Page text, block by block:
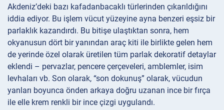
Akdeniz’deki bazı kafadanbacaklı türlerinden çıkarıldığını
iddia ediyor. Bu işlem vücut yüzeyine ayna benzeri eşsiz bir
parlaklık kazandırdı. Bu bitişe ulaştıktan sonra, hem
okyanusun dört bir yanından araç kiti ile birlikte gelen hem
de yerinde özel olarak üretilen tüm parlak dekoratif detaylar
eklendi – pervazlar, pencere çerçeveleri, amblemler, isim
levhaları vb. Son olarak, “son dokunuş” olarak, vücudun
yanları boyunca önden arkaya doğru uzanan ince bir fırça
ile elle krem renkli bir ince çizgi uygulandı.